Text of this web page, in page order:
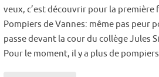
veux, c’est découvrir pour la première
Pompiers de Vannes: même pas peur
passe devant la cour du collège Jules
Pour le moment, il y a plus de